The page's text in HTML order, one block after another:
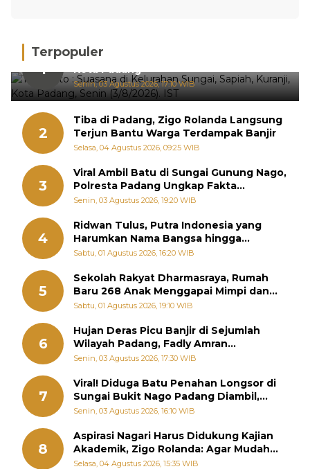
Terpopuler
1
Hujan Deras, 15 Titik Banjir Terdeteksi di
Kota Padang
Senin, 03 Agustus 2026, 17:10 WIB
2
Tiba di Padang, Zigo Rolanda Langsung
Terjun Bantu Warga Terdampak Banjir
Selasa, 04 Agustus 2026, 09:25 WIB
3
Viral Ambil Batu di Sungai Gunung Nago,
Polresta Padang Ungkap Fakta
Sebenarnya
Senin, 03 Agustus 2026, 19:20 WIB
4
Ridwan Tulus, Putra Indonesia yang
Harumkan Nama Bangsa hingga
Diabadikan dalam Buku Jepang
Sabtu, 01 Agustus 2026, 16:20 WIB
5
Sekolah Rakyat Dharmasraya, Rumah
Baru 268 Anak Menggapai Mimpi dan
Memutus Rantai Kemiskinan
Sabtu, 01 Agustus 2026, 19:10 WIB
6
Hujan Deras Picu Banjir di Sejumlah
Wilayah Padang, Fadly Amran
Perintahkan OPD Siaga
Senin, 03 Agustus 2026, 17:30 WIB
7
Viral! Diduga Batu Penahan Longsor di
Sungai Bukit Nago Padang Diambil,
Warga Khawatir Bencana Terulang
Senin, 03 Agustus 2026, 16:10 WIB
8
Aspirasi Nagari Harus Didukung Kajian
Akademik, Zigo Rolanda: Agar Mudah
Diperjuangkan di Kementerian
Selasa, 04 Agustus 2026, 15:35 WIB